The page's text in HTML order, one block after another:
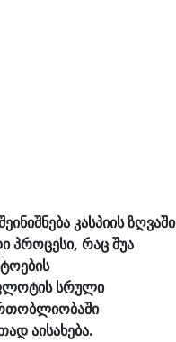
კასპიისზღვაში
პროცესი, რაცშუა
სრული
აისახება.